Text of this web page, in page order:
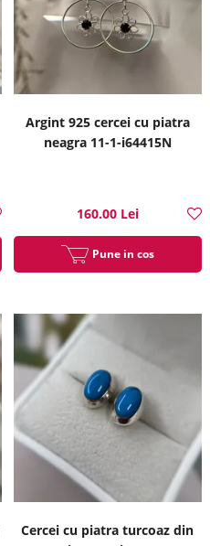
Argint 925 cercei cu piatra
neagra 11-1-i64415N
160.00 Lei
Pune in cos
Cercei cu piatra turcoaz din